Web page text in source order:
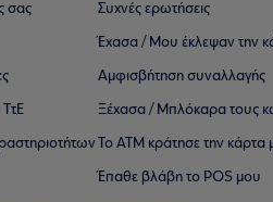
σας Συχνές ερωτήσεις
Έχασα / Μου έκλεψαν την
Αμφισβήτηση συναλλαγής
Ξέχασα / Μπλόκαρα τους
Το ΑΤΜ κράτησε την κάρτα
Έπαθε βλάβη το POS μου